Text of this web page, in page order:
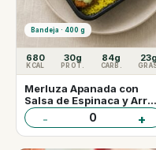
Bandeja · 400 g
680
KCAL
30g
PROT.
84g
CARB.
23g
Merluza Apanada con
Salsa de Espinaca y Arroz
Curry.
- 0 +